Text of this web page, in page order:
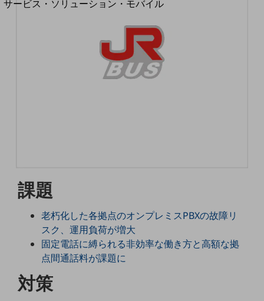
サービス・ソリューション・モバイル
サービス・ソリューションをご紹介
データ利活用
業務支援・マーケティング
課題
老朽化した各拠点のオンプレミスPBXの故障リ
スク、運用負荷が増大
固定電話に縛られる非効率な働き方と高額な拠
点間通話料が課題に
対策